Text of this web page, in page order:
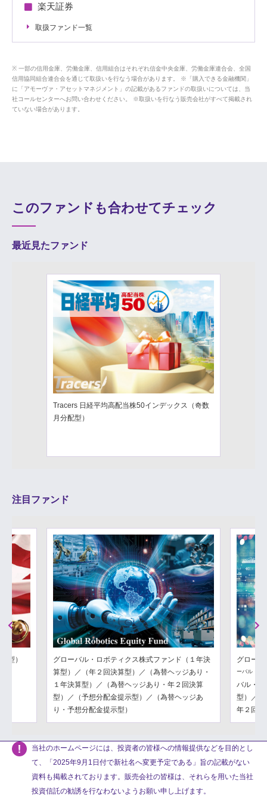
楽天証券
取扱ファンド一覧
一部の信用金庫、労働金庫、信用組合はそれぞれ信金中央金庫、労働金庫連合会、全国
信用協同組合連合会を通じて取扱いを行なう場合があります。 ※「購入できる金融機関」
に「アモーヴァ・アセットマネジメント」の記載があるファンドの取扱いについては、当
社コールセンターへお問い合わせください。 ※取扱いを行なう販売会社がすべて掲載され
ていない場合があります。
このファンドも合わせてチェック
最近見たファンド
Tracers 日経平均高配当株50インデックス（奇数
月分配型）
注目ファンド
Previous
型）
グローバル・ロボティクス株式ファンド（１年決
算型）／（年２回決算型）／（為替ヘッジあり・
１年決算型）／（為替ヘッジあり・年２回決算
型）／（予想分配金提示型）／（為替ヘッジあ
り・予想分配金提示型）
グロー
ーバル・フ
バル・フ
型）／（
年２回決
Next
当社のホームページには、投資者の皆様への情報提供などを目的とし
て、「2025年9月1日付で新社名へ変更予定である」旨の記載がない
資料も掲載されております。販売会社の皆様は、それらを用いた当社
投資信託の勧誘を行なわないようお願い申し上げます。